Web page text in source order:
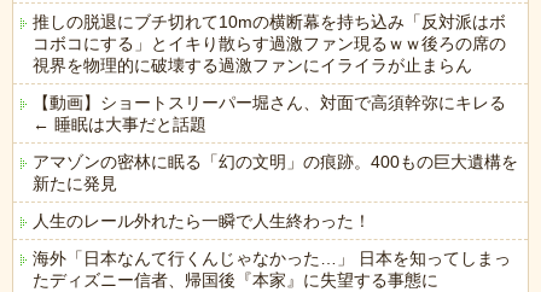
推しの脱退にブチ切れて10mの横断幕を持ち込み「反対派はボ
コボコにする」とイキり散らす過激ファン現るｗｗ後ろの席の
視界を物理的に破壊する過激ファンにイライラが止まらん
【動画】ショートスリーパー堀さん、対面で高須幹弥にキレる
← 睡眠は大事だと話題
アマゾンの密林に眠る「幻の文明」の痕跡。400もの巨大遺構を
新たに発見
人生のレール外れたら一瞬で人生終わった！
海外「日本なんて行くんじゃなかった…」 日本を知ってしまっ
たディズニー信者、帰国後『本家』に失望する事態に